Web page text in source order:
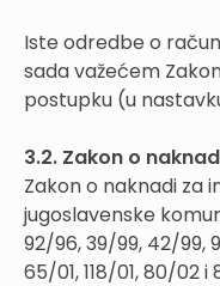
Iste odredbe o
sada važećem
postupku (u
3.2. Zakon o
Zakon o naknadi za
jugoslavenske
92/96, 39/99, 42/99,
65/01, 118/01, 80/02